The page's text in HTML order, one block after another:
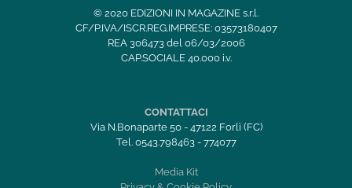
© 2020 EDIZIONI IN MAGAZINE s.r.l.
CF/P.IVA/ISCR.REG.IMPRESE: 03573180407
REA 306473 del 06/03/2006
CAP.SOCIALE 40.000 i.v.
CONTATTACI
Via N.Bonaparte 50 - 47122 Forlì (FC)
Tel. 0543.798463 - 774077
Media Kit